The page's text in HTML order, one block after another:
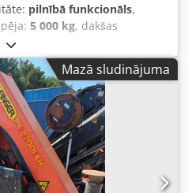
pilnībā funkcionāls,
5 000 kg, dakšas
centra 600 mm Teleskopiskā
950 kg lietderīgo kravnesību
centram skatīt slodzes
Dokr Viena grozāmā āķa ar
un šākli Viena grozāmā āķa
regulēšana pa soļiem
ar trosi Iebraukšanas
x 80 mm Drošības ķēde, kas
Mazā sludinājuma